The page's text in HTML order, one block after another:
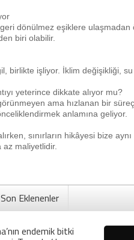
dönülmez eşiklere ulaşmadan
biri olabilir.
birlikte işliyor. İklim değişikliği,
yeterince dikkate alıyor mu?
ama hızlanan bir
anlamına geliyor.
sınırların hikâyesi bize
maliyetlidir.
Eklenenler
endemik bitki